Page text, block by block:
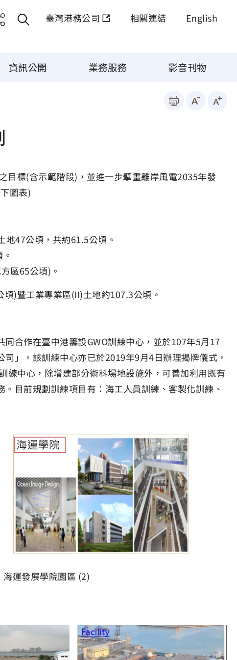
臺灣港務公司 相關連結 English
資訊公開 業務服務 影音刊物
目標(含示範階段)，並進一步擘畫離岸風電2035年發
圖表)
47公頃，共約61.5公頃。
區65公頃)。
)暨工業專業區(II)土地約107.3公頃。
合作在臺中港籌設GWO訓練中心，並於107年5月17
」，該訓練中心亦已於2019年9月4日辦理揭牌儀式，
練中心，除增建部分術科場地設施外，可善加利用既有
目前規劃訓練項目有：海工人員訓練、客製化訓練、
海運發展學院園區 (2)